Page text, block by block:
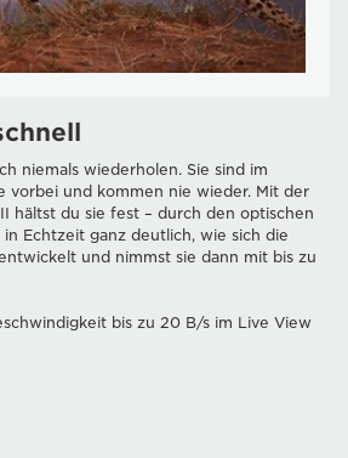
niemals wiederholen. Sie sind im
vorbei und kommen nie wieder. Mit der
hältst du sie fest – durch den optischen
Echtzeit ganz deutlich, wie sich die
und nimmst sie dann mit bis zu
bis zu 20 B/s im Live View